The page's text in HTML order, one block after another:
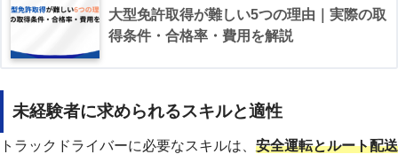
大型免許取得が難しい5つの理由｜実際の取
得条件・合格率・費用を解説
未経験者に求められるスキルと適性
トラックドライバーに必要なスキルは、 安全運転とルート配送